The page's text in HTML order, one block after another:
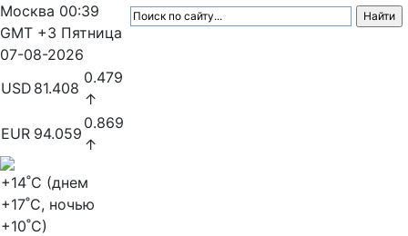
Москва 00:39
GMT +3 Пятница
07-08-2026
USD 81.408
0.479
↑
EUR 94.059
0.869
↑
+14˚C (днем
+17˚C, ночью
+10˚C)